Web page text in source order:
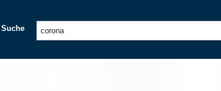
Suche